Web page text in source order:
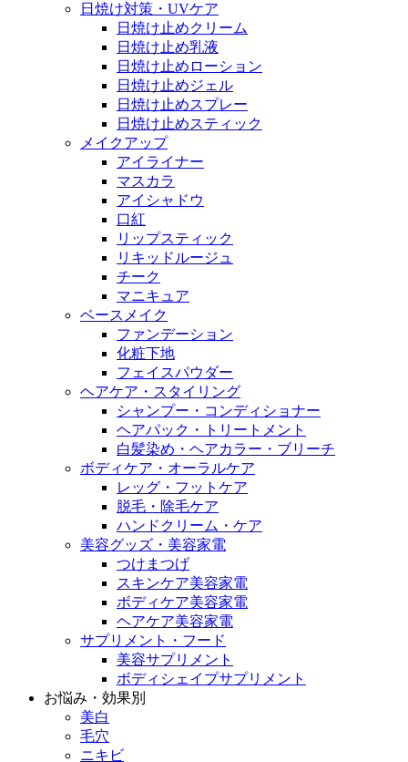
日焼け対策・UVケア
日焼け止めクリーム
日焼け止め乳液
日焼け止めローション
日焼け止めジェル
日焼け止めスプレー
日焼け止めスティック
メイクアップ
アイライナー
マスカラ
アイシャドウ
口紅
リップスティック
リキッドルージュ
チーク
マニキュア
ベースメイク
ファンデーション
化粧下地
フェイスパウダー
ヘアケア・スタイリング
シャンプー・コンディショナー
ヘアパック・トリートメント
白髪染め・ヘアカラー・ブリーチ
ボディケア・オーラルケア
レッグ・フットケア
脱毛・除毛ケア
ハンドクリーム・ケア
美容グッズ・美容家電
つけまつげ
スキンケア美容家電
ボディケア美容家電
ヘアケア美容家電
サプリメント・フード
美容サプリメント
ボディシェイプサプリメント
お悩み・効果別
美白
毛穴
ニキビ